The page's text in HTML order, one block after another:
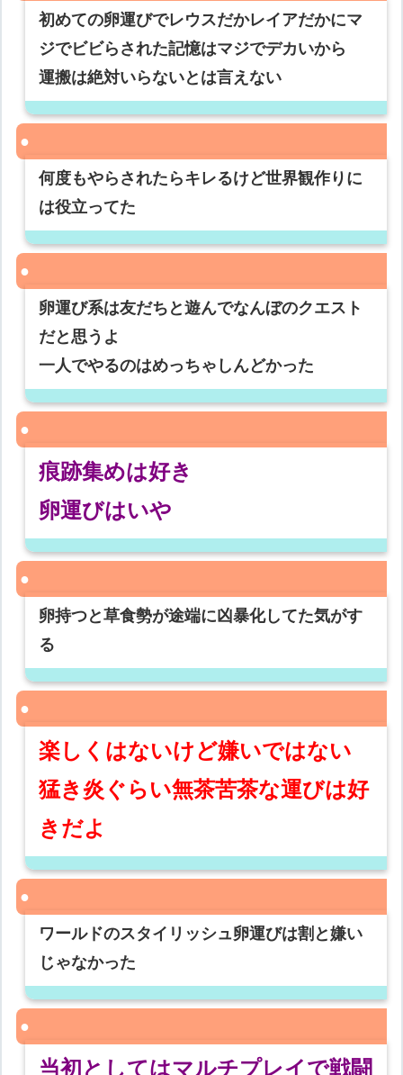
初めての卵運びでレウスだかレイアだかにマ
ジでビビらされた記憶はマジでデカいから
運搬は絶対いらないとは言えない
何度もやらされたらキレるけど世界観作りに
は役立ってた
卵運び系は友だちと遊んでなんぼのクエスト
だと思うよ
一人でやるのはめっちゃしんどかった
痕跡集めは好き
卵運びはいや
卵持つと草食勢が途端に凶暴化してた気がす
る
楽しくはないけど嫌いではない
猛き炎ぐらい無茶苦茶な運びは好
きだよ
ワールドのスタイリッシュ卵運びは割と嫌い
じゃなかった
当初としてはマルチプレイで戦闘